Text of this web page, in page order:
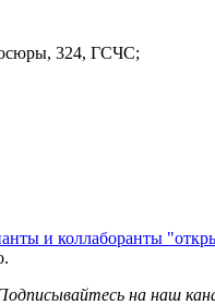
324, ГСЧС;
и коллаборанты
на наш